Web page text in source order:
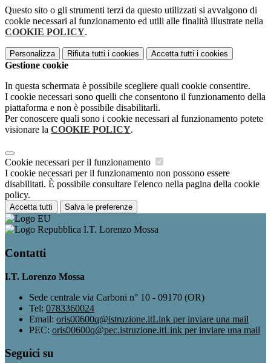
Questo sito o gli strumenti terzi da questo utilizzati si avvalgono di
cookie necessari al funzionamento ed utili alle finalità illustrate nella
COOKIE POLICY.
Personalizza Rifiuta tutti i cookies Accetta tutti i cookies
Gestione cookie
In questa schermata è possibile scegliere quali cookie consentire.
I cookie necessari sono quelli che consentono il funzionamento della
piattaforma e non è possibile disabilitarli.
Per conoscere quali sono i cookie necessari al funzionamento potete
visionare la COOKIE POLICY.
Cookie necessari per il funzionamento
I cookie necessari per il funzionamento non possono essere
disabilitati. È possibile consultare l'elenco nella pagina della cookie
policy.
Accetta tutti Salva le preferenze
I.T. Lorenzo Mossa
Contatti
I.T. Lorenzo Mossa
Sede centrale via Carboni n° 10 - 09170 (OR)
Tel: 0783360024
Email: oris00600q@istruzione.itLink per inviare una mail
PEC: oris00600q@pec.istruzione.itLink per inviare una mail
Seguici su